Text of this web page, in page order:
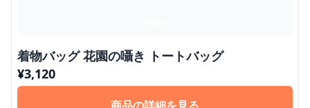
着物バッグ 花園の囁き トートバッグ
¥3,120